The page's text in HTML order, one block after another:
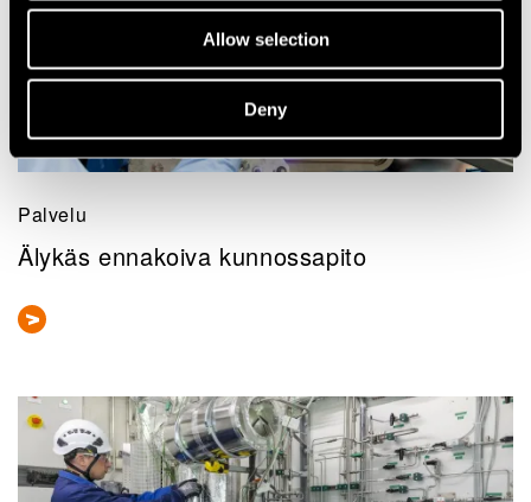
Allow selection
Deny
Palvelu
Älykäs ennakoiva kunnossapito